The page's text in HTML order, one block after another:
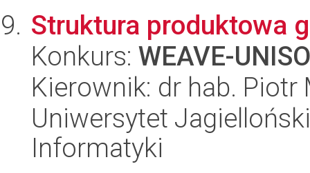
Struktura produktowa
Konkurs: WEAVE-
Kierownik: dr hab. Piotr
Uniwersytet
Informatyki